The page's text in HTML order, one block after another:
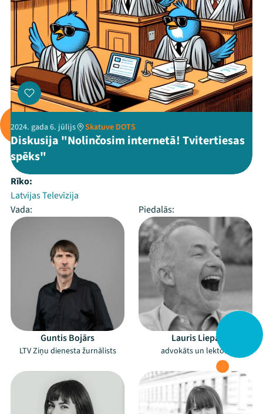
2024. gada 6. jūlijs Skatuve DOTS
Diskusija "Nolinčosim internetā! Tvitertiesas
spēks"
Rīko:
Latvijas Televīzija
Vada:
Piedalās:
Guntis Bojārs
LTV Ziņu dienesta žurnālists
Lauris Liepa
advokāts un lektors